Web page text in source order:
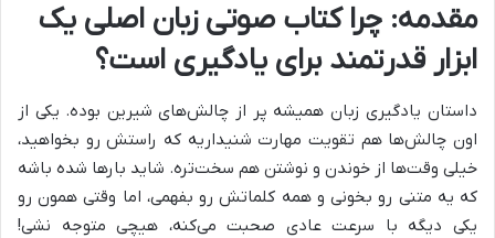
مقدمه: چرا کتاب صوتی زبان اصلی یک
ابزار قدرتمند برای یادگیری است؟
داستان یادگیری زبان همیشه پر از چالش‌های شیرین بوده. یکی از
اون چالش‌ها هم تقویت مهارت شنیداریه که راستش رو بخواهید،
خیلی وقت‌ها از خوندن و نوشتن هم سخت‌تره. شاید بارها شده باشه
که یه متنی رو بخونی و همه کلماتش رو بفهمی، اما وقتی همون رو
یکی دیگه با سرعت عادی صحبت می‌کنه، هیچی متوجه نشی!